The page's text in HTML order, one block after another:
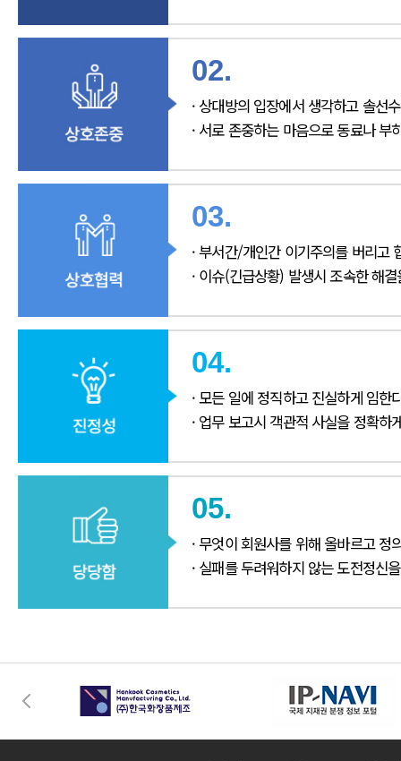
02.
· 상대방의 입장에서 생각하고 솔선
· 서로 존중하는 마음으로 동료나 부
03.
· 부서간/개인간 이기주의를 버리고
· 이슈(긴급상황) 발생시 조속한 해
04.
· 모든 일에 정직하고 진실하게 임한
· 업무 보고시 객관적 사실을 정확하
05.
· 무엇이 회원사를 위해 올바르고
· 실패를 두려워하지 않는 도전정신